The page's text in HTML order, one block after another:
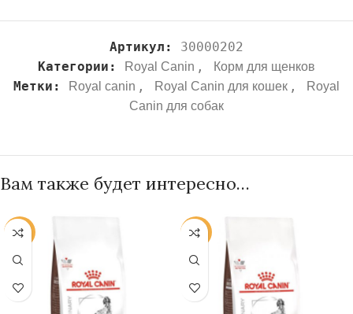
Артикул: 30000202
Категории:
Royal Canin , Корм для щенков
Метки: Royal canin , Royal Canin для кошек ,
Royal
Canin для собак
Вам также будет интересно…
-25% -25%